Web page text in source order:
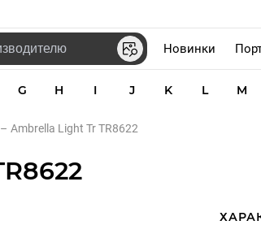
Новинки
G H I J K L M
– Ambrella Light Tr TR8622